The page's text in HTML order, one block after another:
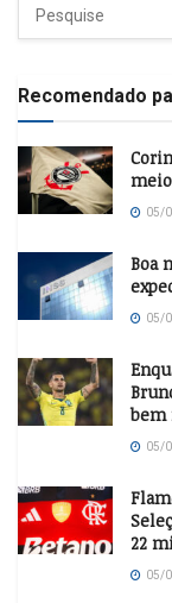
Recomendado
05/
Boa
05/
bem
05/
22
05/